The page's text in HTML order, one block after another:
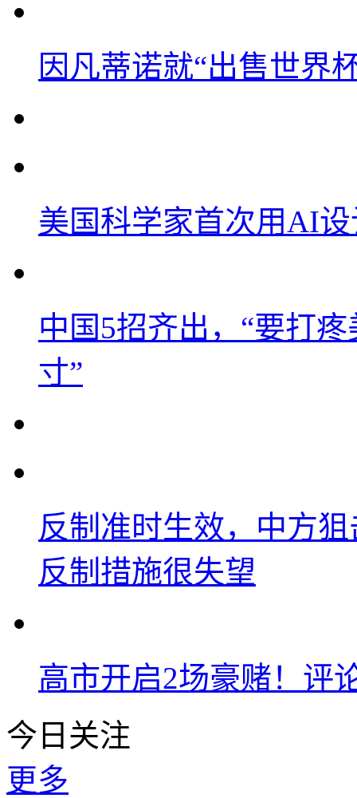
因凡蒂诺就“出售世界
美国科学家首次用AI
中国5招齐出，“要打
寸”
反制准时生效，中方
反制措施很失望
高市开启2场豪赌！评
今日关注
更多